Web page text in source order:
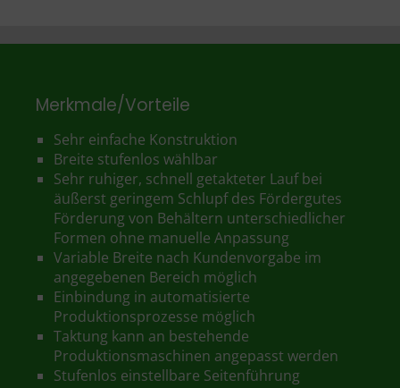
Merkmale/Vorteile
Sehr einfache Konstruktion
Breite stufenlos wählbar
Sehr ruhiger, schnell getakteter Lauf bei
äußerst geringem Schlupf des Fördergutes
Förderung von Behältern unterschiedlicher
Formen ohne manuelle Anpassung
Variable Breite nach Kundenvorgabe im
angegebenen Bereich möglich
Einbindung in automatisierte
Produktionsprozesse möglich
Taktung kann an bestehende
Produktionsmaschinen angepasst werden
Stufenlos einstellbare Seitenführung